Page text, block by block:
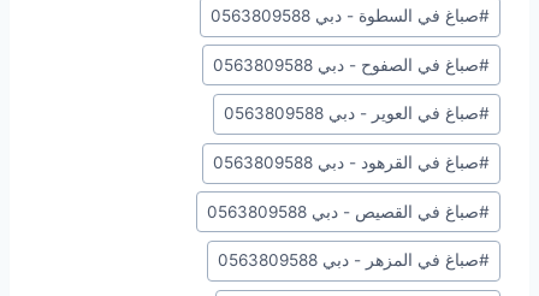
#صباغ في السطوة - دبي 0563809588
#صباغ في الصفوح - دبي 0563809588
#صباغ في العوير - دبي 0563809588
#صباغ في القرهود - دبي 0563809588
#صباغ في القصيص - دبي 0563809588
#صباغ في المزهر - دبي 0563809588